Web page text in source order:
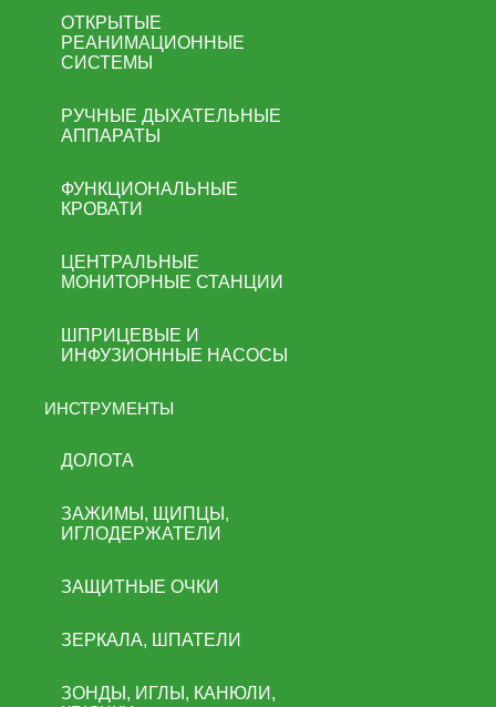
ОТКРЫТЫЕ
РЕАНИМАЦИОННЫЕ
СИСТЕМЫ
РУЧНЫЕ ДЫХАТЕЛЬНЫЕ
АППАРАТЫ
ФУНКЦИОНАЛЬНЫЕ
КРОВАТИ
ЦЕНТРАЛЬНЫЕ
МОНИТОРНЫЕ СТАНЦИИ
ШПРИЦЕВЫЕ И
ИНФУЗИОННЫЕ НАСОСЫ
ИНСТРУМЕНТЫ
ДОЛОТА
ЗАЖИМЫ, ЩИПЦЫ,
ИГЛОДЕРЖАТЕЛИ
ЗАЩИТНЫЕ ОЧКИ
ЗЕРКАЛА, ШПАТЕЛИ
ЗОНДЫ, ИГЛЫ, КАНЮЛИ,